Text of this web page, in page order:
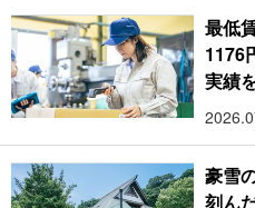
最低
1176
実績
豪雪
刻ん